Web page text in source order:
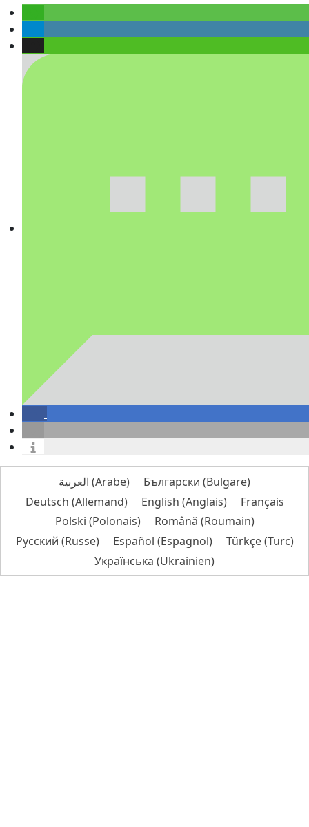
العربية (Arabe) Български (Bulgare)
Deutsch (Allemand) English (Anglais)
Français
Polski (Polonais) Română (Roumain)
Русский (Russe) Español (Espagnol) Türkçe(Turc)
Українська (Ukrainien)